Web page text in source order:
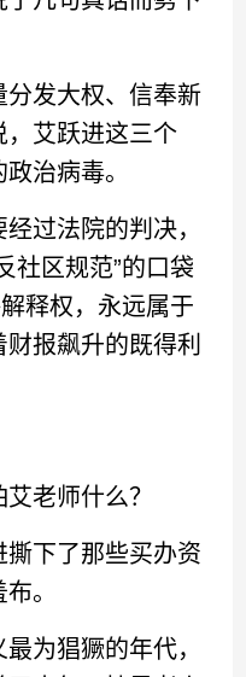
发大权、信奉新
，艾跃进这三个
治病毒。
过法院的判决，
社区规范”的口袋
释权，永远属于
报飙升的既得利
老师什么？
下了那些买办资
。
为猖獗的年代，